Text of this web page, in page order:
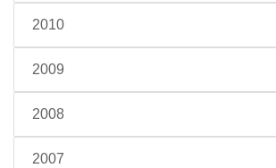
2010
2009
2008
2007